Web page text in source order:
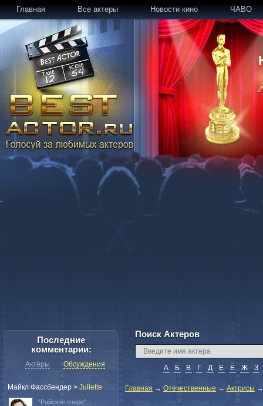
Главная Все актеры Новости кино ЧАВО
Поиск Актеров
А Б В Г Д Е Ё Ж З
Главная → Отечественные → Актрисы
Последние
комментарии:
Актёры Обсуждения
Майкл Фассбендер > Juliette
"Райское озеро"